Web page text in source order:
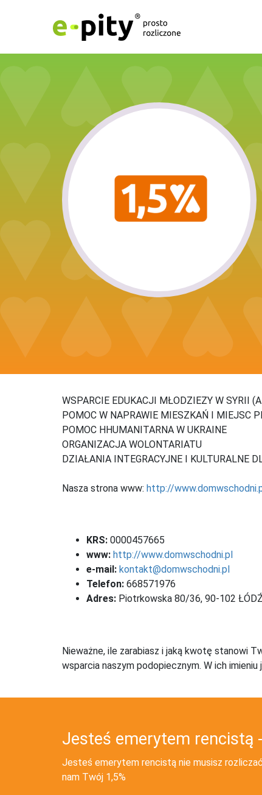
WSPARCIE EDUKACJI MŁODZIEZY W SYRII
POMOC W NAPRAWIE MIESZKAŃ I MIEJSC
POMOC HHUMANITARNA W UKRAINE
ORGANIZACJA WOLONTARIATU
DZIAŁANIA INTEGRACYJNE I KULTURALNE
Nasza strona www: http://
KRS: 0000457665
www: http://www.domwschodni.pl
e-mail: kontakt@domwschodni.pl
Telefon: 668571976
Adres: Piotrkowska 80/36, 90-102 ŁÓDŹ
Nieważne, ile zarabiasz i jaką kwotę stanowi
wsparcia naszym podopiecznym. W ich
Jesteś emerytem rencistą
Jesteś emerytem rencistą nie musisz
nam Twój 1,5%